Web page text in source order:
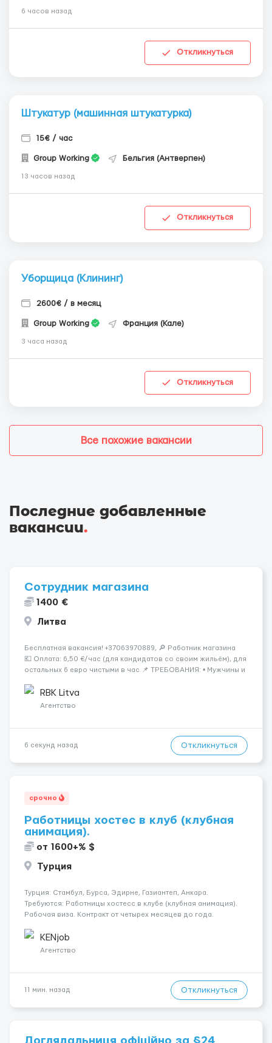
6 часов назад
Откликнуться
Штукатур (машинная штукатурка)
15€ / час
Group Working Бельгия (Антверпен)
13 часов назад
Откликнуться
Уборщица (Клининг)
2600€ / в месяц
Group Working Франция (Кале)
3 часа назад
Откликнуться
Все похожие вакансии
Последние добавленные
вакансии.
Сотрудник магазина
1400 €
Литва
Бесплатная вакансия! +37063970889, 🔎 Работник магазина
💶 Оплата: 6,50 €/час (для кандидатов со своим жильём), для
остальных 6 евро чистыми в час 📌 ТРЕБОВАНИЯ: • Мужчины и
работать &bul...
RBK Litva
Агентство
6 секунд назад Откликнуться
срочно
Работницы хостес в клуб (клубная
анимация).
от 1600+% $
Турция
Турция: Стамбул, Бурса, Эдирне, Газиантеп, Анкара.
Требуются: Работницы хостесc в клубе (клубная анимация).
Рабочая виза. Контракт от четырех месяцев до года.
страховка. Высокая зарплата + %. Легально. Безопасно.
*Коммуникабел...
KENjob
Агентство
11 мин. назад Откликнуться